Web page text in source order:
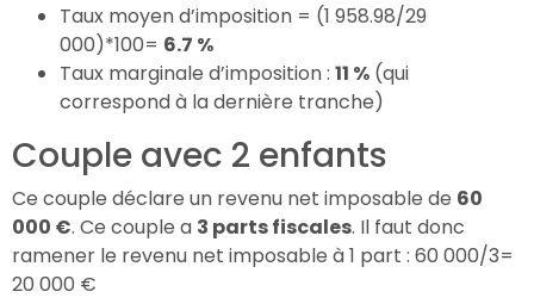
Taux moyen d’imposition = (1 958.98/29
000)*100= 6.7 %
Taux marginale d’imposition : 11 % (qui
correspond à la dernière tranche)
Couple avec 2 enfants
Ce couple déclare un revenu net imposable de 60
000 €. Ce couple a 3 parts fiscales. Il faut donc
ramener le revenu net imposable à 1 part : 60 000/3=
20 000 €